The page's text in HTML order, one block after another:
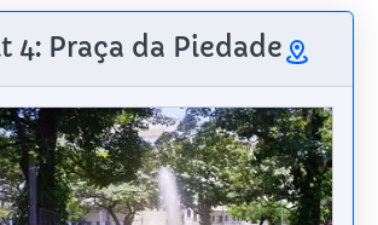
4: Praça da Piedade